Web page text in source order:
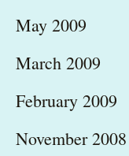
May 2009
March 2009
February 2009
November 2008